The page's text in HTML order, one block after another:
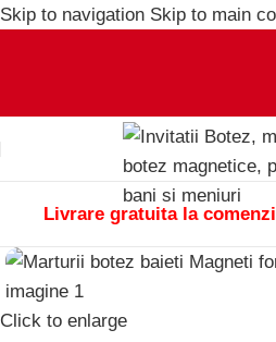
Skip to navigation Skip to main
Livrare gratuita la
Click to enlarge